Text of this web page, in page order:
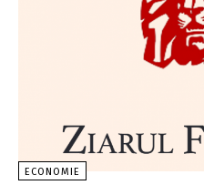
ECONOMIE